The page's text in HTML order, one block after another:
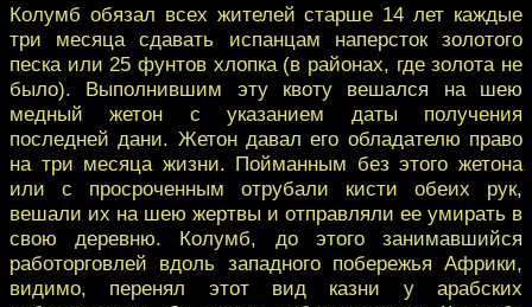
Колумб обязал всех жителей старше 14 лет каждые
три месяца сдавать испанцам наперсток золотого
песка или 25 фунтов хлопка (в районах, где золота не
было). Выполнившим эту квоту вешался на шею
медный жетон с указанием даты получения
последней дани. Жетон давал его обладателю право
на три месяца жизни. Пойманным без этого жетона
или с просроченным отрубали кисти обеих рук,
вешали их на шею жертвы и отправляли ее умирать в
свою деревню. Колумб, до этого занимавшийся
работорговлей вдоль западного побережья Африки,
видимо, перенял этот вид казни у арабских